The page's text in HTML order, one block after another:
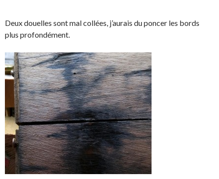
Deux douelles sont mal collées, j’aurais du poncer les bords
plus profondément.